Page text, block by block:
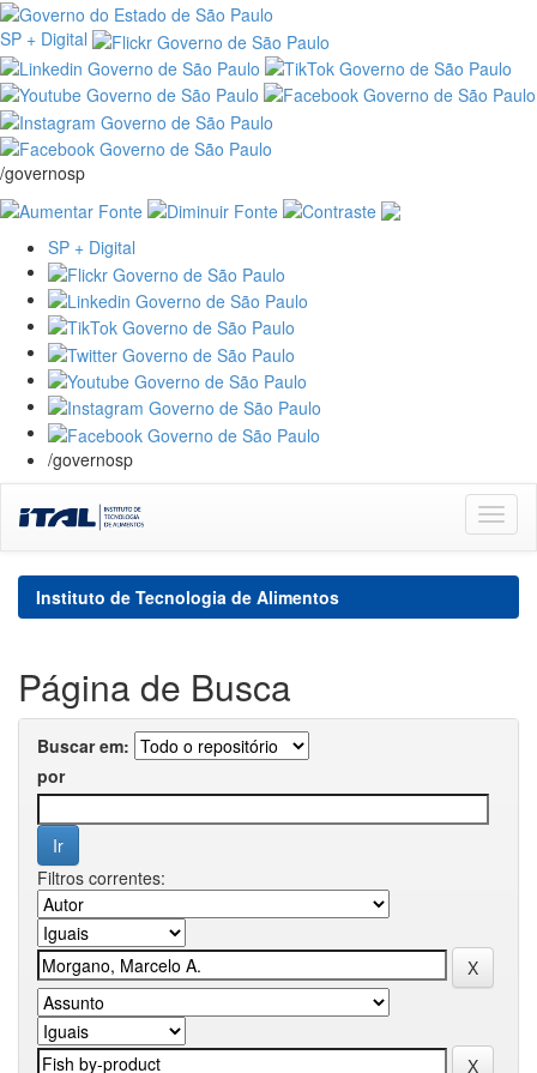
SP + Digital
/governosp
SP + Digital
/governosp
navigation
Instituto de Tecnologia de Alimentos
Página de Busca
Buscar em:
por
Filtros correntes: